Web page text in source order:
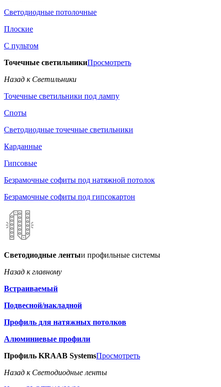
Светодиодные потолочные
Плоские
С пультом
Точечные светильникиПросмотреть
Назад к Светильники
Точечные светильники под лампу
Споты
Светодиодные точечные светильники
Карданные
Гипсовые
Безрамочные софиты под натяжной потолок
Безрамочные софиты под гипсокартон
Светодиодные лентыи профильные системы
Назад к главному
Встраиваемый
Подвесной/накладной
Профиль для натяжных потолков
Алюминиевые профили
Профиль KRAAB SystemsПросмотреть
Назад к Светодиодные ленты